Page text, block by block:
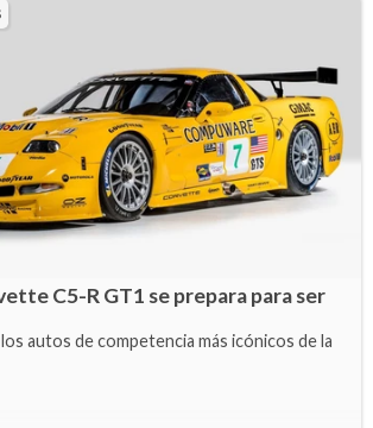
C5-R GT1 se prepara para ser
autos de competencia más icónicos de la